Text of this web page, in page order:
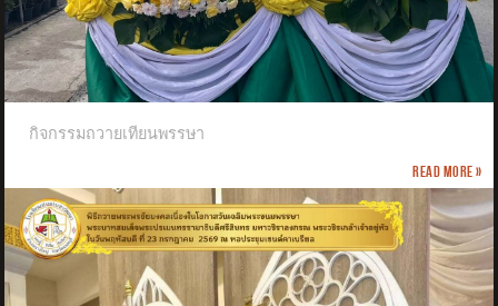
กิจกรรมถวายเทียนพรรษา
Read more »